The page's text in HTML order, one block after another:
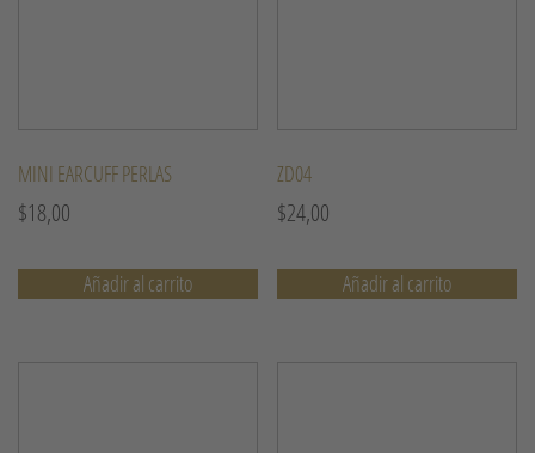
MINI EARCUFF PERLAS
$18,00
Añadir al carrito
ZD04
$24,00
Añadir al carrito